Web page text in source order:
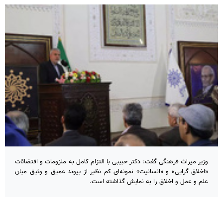
وزیر میراث فرهنگی گفت: دکتر حبیبی با التزام کامل به ملزومات و اقتضائات
«اخلاق گرایی» و «انسانیت» نمونه‌ای کم نظیر از پیوند عمیق و وثیق میان
علم و عمل و اخلاق را به نمایش گذاشته است.